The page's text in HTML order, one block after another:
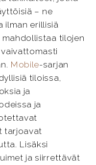
– ne
ilman erillisiä
mahdollistaa tilojen
Mobile-sarjan
tiloissa,
ja
ja
tarjoavat
Lisäksi
ja siirrettävät